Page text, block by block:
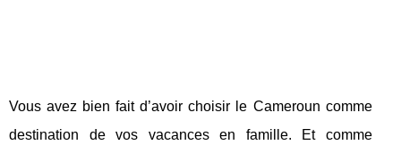
Vous avez bien fait d’avoir choisir le Cameroun comme
destination de vos vacances en famille. Et comme